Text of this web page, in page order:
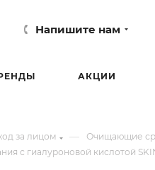
Напишите нам
АКЦИИ
за лицом — Очищающие
с гиалуроновой кислотой